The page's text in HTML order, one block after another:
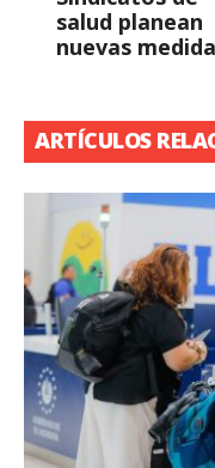
salud planean
nuevas
ARTÍCULOS